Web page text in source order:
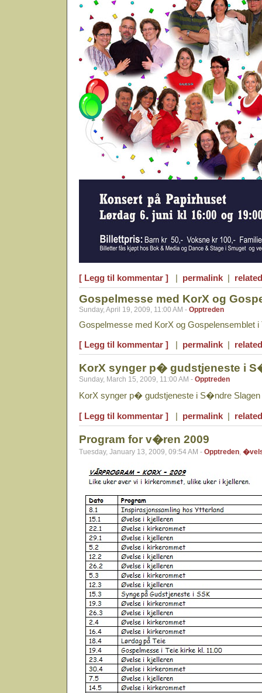
[ Legg til kommentar ] | permalink |
Gospelmesse med KorX og
Sunday, April 19, 2009, 11:00 AM - Opptreden
Gospelmesse med KorX og Gospelensemblet i
[ Legg til kommentar ] | permalink |
KorX synger p� gudstjeneste i
Sunday, March 15, 2009, 11:00 AM - Opptreden
KorX synger p� gudstjeneste i S�ndre Slagen
[ Legg til kommentar ] | permalink |
Program for v�ren 2009
Tuesday, January 13, 2009, 09:54 AM - Opptreden,